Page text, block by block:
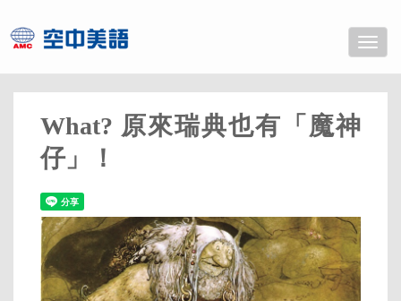
Toggle
What? 原來瑞典也有「魔神
仔」！